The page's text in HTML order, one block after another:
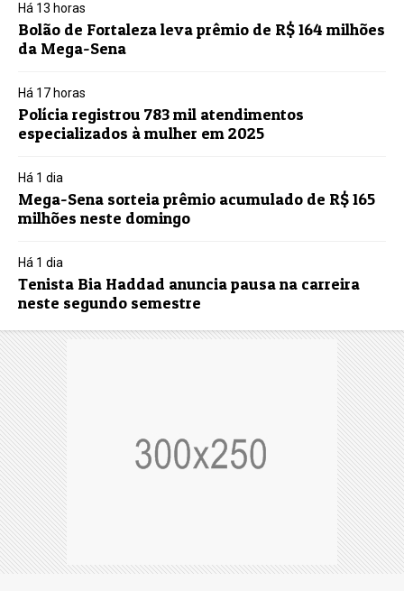
Há 13 horas
Bolão de Fortaleza leva prêmio de R$ 164 milhões
da Mega-Sena
Há 17 horas
Polícia registrou 783 mil atendimentos
especializados à mulher em 2025
Há 1 dia
Mega-Sena sorteia prêmio acumulado de R$ 165
milhões neste domingo
Há 1 dia
Tenista Bia Haddad anuncia pausa na carreira
neste segundo semestre